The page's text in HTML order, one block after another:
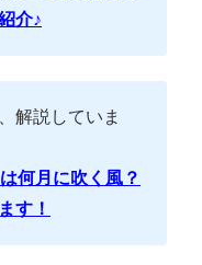
介♪
解説していま
何月に吹く風？
す！